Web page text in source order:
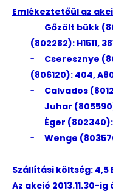
Emlékeztetőül az
- Gőzölt bükk
(802282): H1511,
- Cseresznye
(806120): 404,
- Calvados
- Juhar
- Éger (802340):
- Wenge
Szállítási költség: 4,5
Az akció 2013.11.30-